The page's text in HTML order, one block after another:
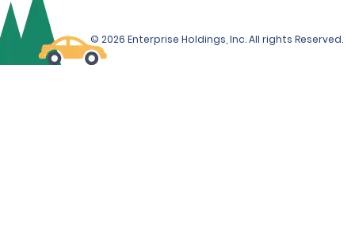
© 2026 Enterprise Holdings, Inc. All rights Reserved.